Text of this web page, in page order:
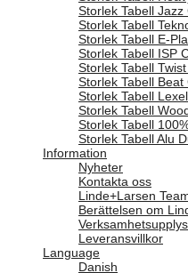
Storlek Tabell Jazz
Storlek Tabell
Storlek Tabell E-
Storlek Tabell ISP
Storlek Tabell
Storlek Tabell Beat
Storlek Tabell
Storlek Tabell
Storlek Tabell
Storlek Tabell Alu
Information
Nyheter
Kontakta oss
Linde+Larsen
Berättelsen om
Leveransvillkor
Language
Danish